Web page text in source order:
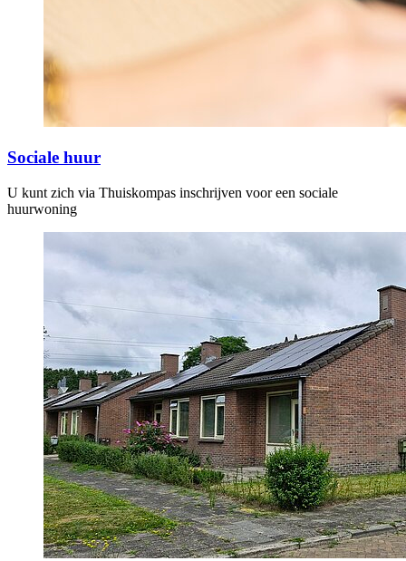
Sociale huur
U kunt zich via Thuiskompas inschrijven voor een sociale
huurwoning